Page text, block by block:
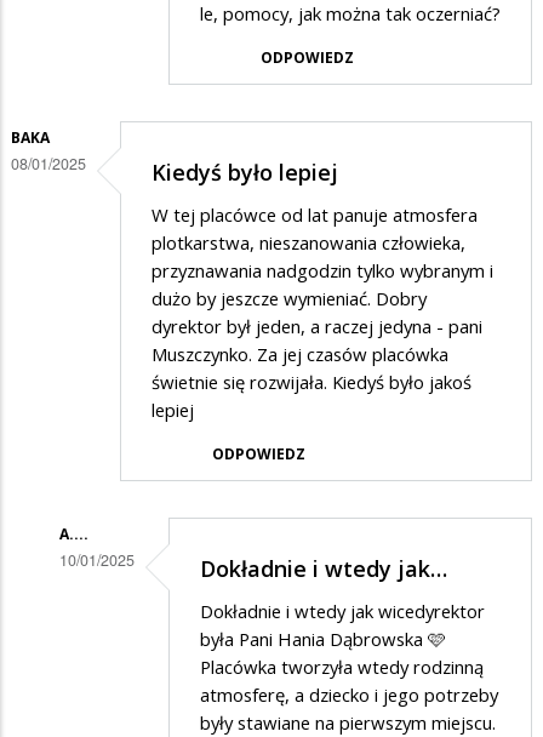
le, pomocy, jak można tak oczerniać?
ODPOWIEDZ
BAKA
08/01/2025 Kiedyś było lepiej
W tej placówce od lat panuje atmosfera
plotkarstwa, nieszanowania człowieka,
przyznawania nadgodzin tylko wybranym i
dużo by jeszcze wymieniać. Dobry
dyrektor był jeden, a raczej jedyna - pani
Muszczynko. Za jej czasów placówka
świetnie się rozwijała. Kiedyś było jakoś
lepiej
ODPOWIEDZ
A....
10/01/2025 Dokładnie i wtedy jak…
Dokładnie i wtedy jak wicedyrektor
była Pani Hania Dąbrowska 🩷
Placówka tworzyła wtedy rodzinną
atmosferę, a dziecko i jego potrzeby
były stawiane na pierwszym miejscu.